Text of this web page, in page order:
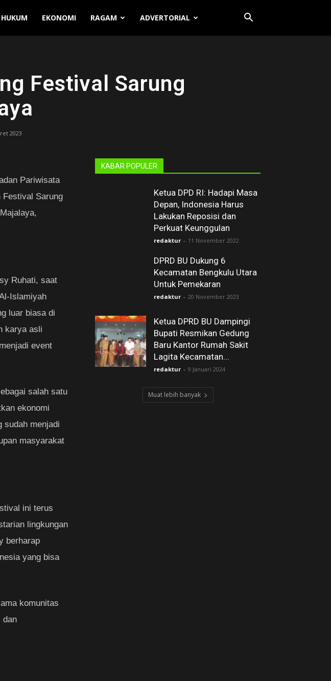
HUKUM EKONOMI RAGAM ADVERTORIAL
Festival Sarung
2023
Pariwisata
Festival Sarung
Ruhati, saat
Islamiyah
luar biasa di
karya asli
event
salah satu
ekonomi
sudah menjadi
masyarakat
ini terus
lingkungan
berharap
yang bisa
komunitas
dan
KABAR POPULER
Ketua DPD RI: Hadapi Masa
Depan, Indonesia Harus
Lakukan Reposisi dan
Perkuat Keunggulan
redaktur - 11 November 2022
DPRD BU Dukung 6
Kecamatan Bengkulu Utara
Untuk Pemekaran
redaktur - 20 November 2023
Ketua DPRD BU Dampingi
Bupati Resmikan Gedung
Baru Kantor Rumah Sakit
Lagita Kecamatan...
redaktur - 9 Januari 2024
Muat lebih banyak